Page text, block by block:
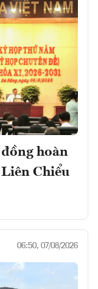
hoàn
Chiểu
06:50, 07/08/2026